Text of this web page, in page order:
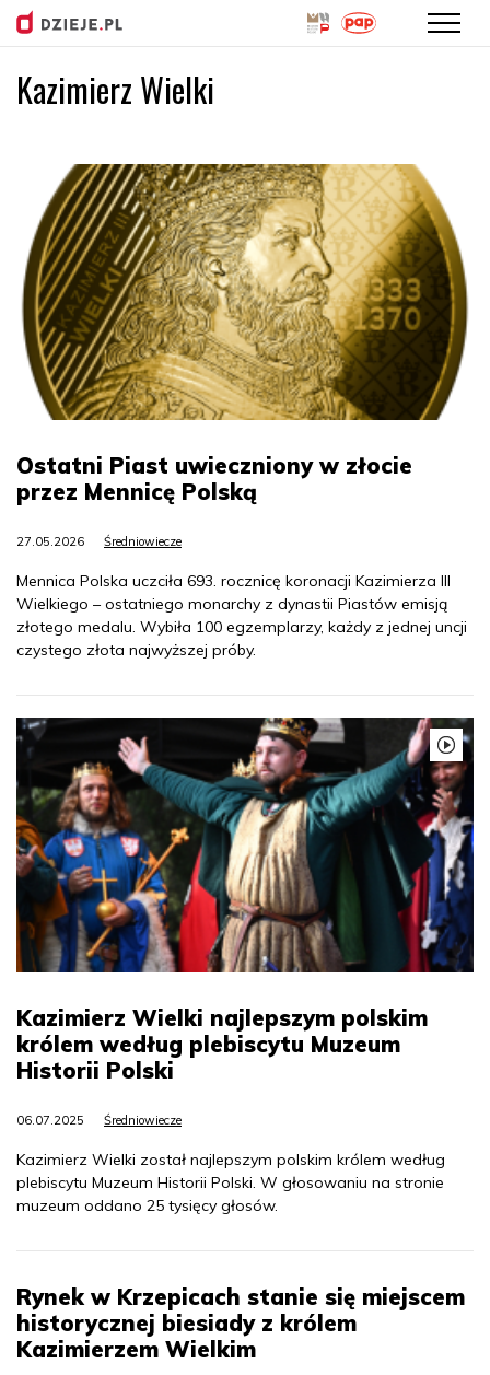
Kazimierz Wielki
Ostatni Piast uwieczniony w złocie
przez Mennicę Polską
27.05.2026 Średniowiecze
Mennica Polska uczciła 693. rocznicę koronacji Kazimierza III
Wielkiego – ostatniego monarchy z dynastii Piastów emisją
złotego medalu. Wybiła 100 egzemplarzy, każdy z jednej uncji
czystego złota najwyższej próby.
Kazimierz Wielki najlepszym polskim
królem według plebiscytu Muzeum
Historii Polski
06.07.2025 Średniowiecze
Kazimierz Wielki został najlepszym polskim królem według
plebiscytu Muzeum Historii Polski. W głosowaniu na stronie
muzeum oddano 25 tysięcy głosów.
Rynek w Krzepicach stanie się miejscem
historycznej biesiady z królem
Kazimierzem Wielkim